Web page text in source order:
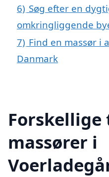
6) Søg efter en
omkringliggende
7) Find en massør i
Danmark
massører i